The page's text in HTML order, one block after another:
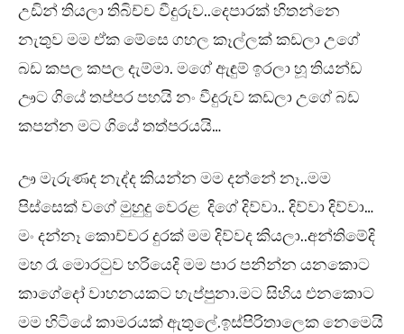
උඩින් තියලා තිබිච්ච වීදුරුව..දෙපාරක් හිතන්නෙ
නැතුව මම ඒක මේසෙ ගහල කෑල්ලක් කඩලා උගේ
බඩ කපල කපල දැම්මා. මගේ ඇඳුම් ඉරලා හූ තියන්ඩ
ඌට ගියේ තප්පර පහයි නං වීදුරුව කඩලා උගේ බඩ
කපන්න මට ගියේ තත්පරයයි…
ඌ මැරුණද නැද්ද කියන්න මම දන්නේ නෑ..මම
පිස්සෙක් වගේ මුහුදු වෙරළ දිගේ දිව්වා.. දිව්වා දිව්වා…
මං දන්නෑ කොච්චර දුරක් මම දිව්වද කියලා..අන්තිමේදි
මහ රෑ මොරටුව හරියෙදි මම පාර පනින්න යනකොට
කාගේදෝ වාහනයකට හැප්පුනා.මට සිහිය එනකොට
මම හිටියේ කාමරයක් ඇතුලේ.ඉස්පිරිතාලෙක නෙමෙයි